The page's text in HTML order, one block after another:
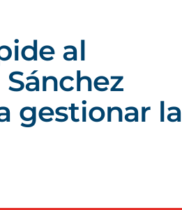
al
gestionar la